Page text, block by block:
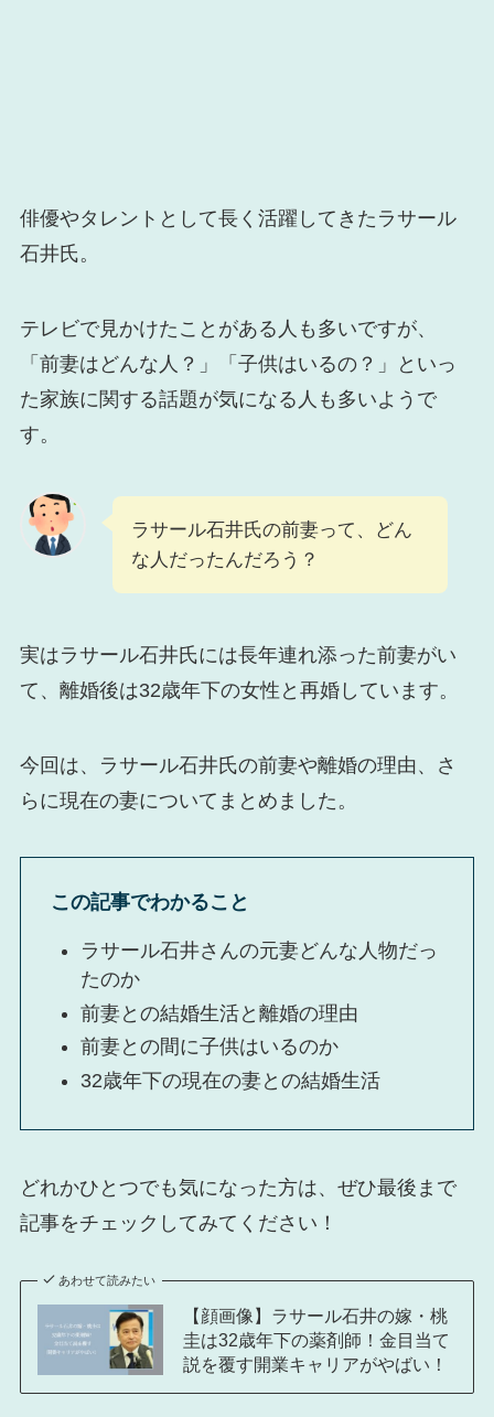
俳優やタレントとして長く活躍してきたラサール
石井氏。
テレビで見かけたことがある人も多いですが、
「前妻はどんな人？」「子供はいるの？」といっ
た家族に関する話題が気になる人も多いようで
す。
ラサール石井氏の前妻って、どん
な人だったんだろう？
実はラサール石井氏には長年連れ添った前妻がい
て、離婚後は32歳年下の女性と再婚しています。
今回は、ラサール石井氏の前妻や離婚の理由、さ
らに現在の妻についてまとめました。
この記事でわかること
ラサール石井さんの元妻どんな人物だっ
たのか
前妻との結婚生活と離婚の理由
前妻との間に子供はいるのか
32歳年下の現在の妻との結婚生活
どれかひとつでも気になった方は、ぜひ最後まで
記事をチェックしてみてください！
あわせて読みたい
【顔画像】ラサール石井の嫁・桃
圭は32歳年下の薬剤師！金目当て
説を覆す開業キャリアがやばい！